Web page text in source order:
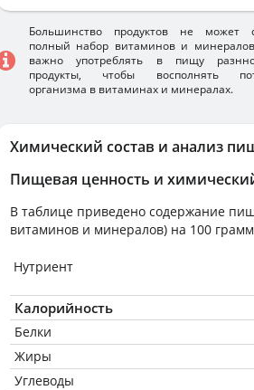
Химический состав и анализ
Пищевая ценность и
В таблице приведено содержание
витаминов и минералов) на 100 грамм
Нутриент
Калорийность
Белки
Жиры
Углеводы
Большинство продуктов не может
полный набор витаминов и
важно употреблять в пищу
продукты, чтобы восполнять
организма в витаминах и минералах.